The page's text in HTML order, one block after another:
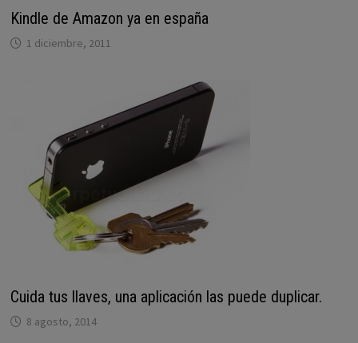
Kindle de Amazon ya en españa
1 diciembre, 2011
Cuida tus llaves, una aplicación las puede duplicar.
8 agosto, 2014